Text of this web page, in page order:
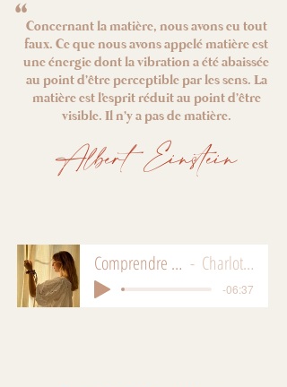
Concernant la matière, nous avons eu tout
faux. Ce que nous avons appelé matière est
une énergie dont la vibration a été abaissée
au point d'être perceptible par les sens. La
matière est l'esprit réduit au point d'être
visible. Il n'y a pas de matière.
Albert Einstein
Comprendre l'énergétique Charlotte de Noisy
-06:37